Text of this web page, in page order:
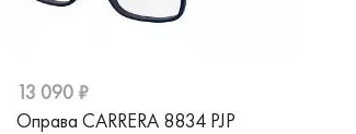
13 090 ₽
Оправа CARRERA 8834 PJP